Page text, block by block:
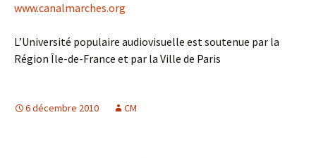
www.canalmarches.org
L’Université populaire audiovisuelle est soutenue par la
Région Île-de-France et par la Ville de Paris
6 décembre 2010 CM